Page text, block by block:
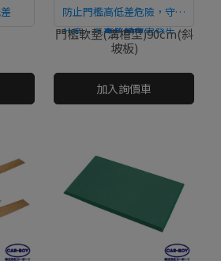
防止門檻高低差危險，守護
幼童、長者免於傷害發生。
直接購買
門檻軟墊(溝槽型)90cm(斜
坡板)
加入詢價車